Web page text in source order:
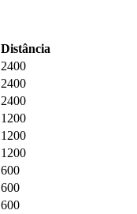
Distância
2400
2400
2400
1200
1200
1200
600
600
600